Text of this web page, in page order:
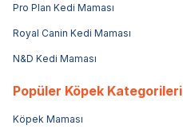
Pro Plan Kedi Maması
Royal Canin Kedi Maması
N&D Kedi Maması
Popüler Köpek Kategorileri
Köpek Maması